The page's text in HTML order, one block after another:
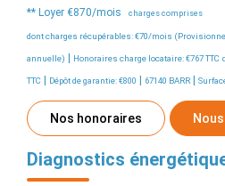
** Loyer €870/mois charges comprises
dont charges récupérables: €70/mois
annuelle) | Honoraires charge locataire: €767 TTC
TTC | Dépôt de garantie: €800 | 67140 BARR |
Nos honoraires
Diagnostics